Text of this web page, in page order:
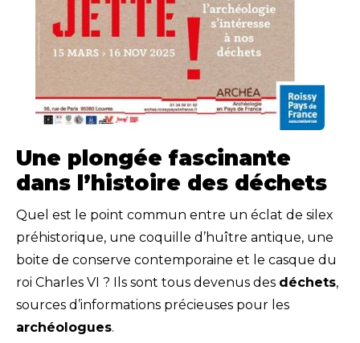
Une plongée fascinante
dans l’histoire des déchets
Quel est le point commun entre un éclat de silex
préhistorique, une coquille d’huître antique, une
boite de conserve contemporaine et le casque du
roi Charles VI ? Ils sont tous devenus des déchets,
sources d’informations précieuses pour les
archéologues.